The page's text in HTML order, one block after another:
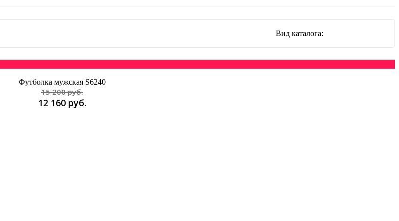
Вид каталога:
Футболка мужская S6240
15 200 руб.
12 160 руб.